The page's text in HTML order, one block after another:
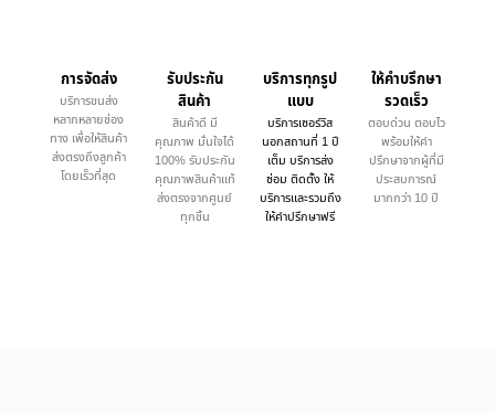
การจัดส่ง
บริการขนส่ง
หลากหลายช่อง
ทาง เพื่อให้สินค้า
ส่งตรงถึงลูกค้า
โดยเร็วที่สุด
รับประกัน
สินค้า
สินค้าดี มี
คุณภาพ มั่นใจได้
100% รับประกัน
คุณภาพสินค้าแท้
ส่งตรงจากศูนย์
ทุกชิ้น
บริการทุกรูป
แบบ
บริการเซอร์วิส
นอกสถานที่ 1 ปี
เต็ม บริการส่ง
ซ่อม ติดตั้ง ให้
บริการและรวมถึง
ให้คำปรึกษาฟรี
ให้คำบรึกษา
รวดเร็ว
ตอบด่วน ตอบไว
พร้อมให้คำ
ปรึกษาจากผู้ที่มี
ประสบการณ์
มากกว่า 10 ปี